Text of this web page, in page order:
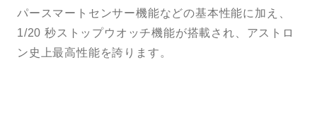
パースマートセンサー機能などの基本性能に加え、
1/20 秒ストップウオッチ機能が搭載され、アストロ
ン史上最高性能を誇ります。